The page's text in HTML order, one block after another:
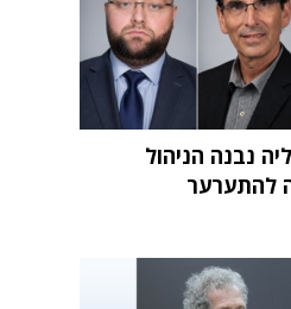
נבנה הניהול
להתערער